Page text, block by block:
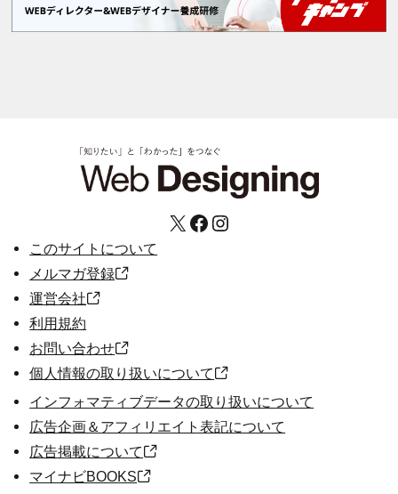
X Facebook Instagram
このサイトについて
メルマガ登録
運営会社
利用規約
お問い合わせ
個人情報の取り扱いについて
インフォマティブデータの取り扱いについて
広告企画＆アフィリエイト表記について
広告掲載について
マイナビBOOKS